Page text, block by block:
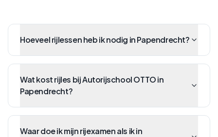
Hoeveel rijlessen heb ik nodig in Papendrecht?
Wat kost rijles bij Autorijschool OTTO in
Papendrecht?
Waar doe ik mijn rijexamen als ik in